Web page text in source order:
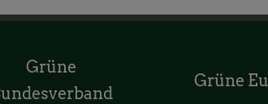
Grüne
Grüne